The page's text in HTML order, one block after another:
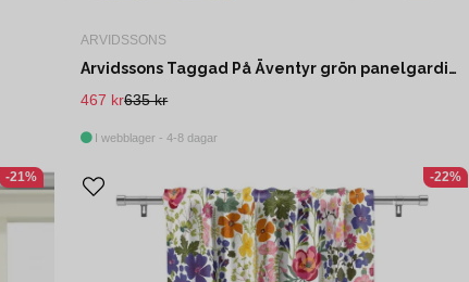
ARVIDSSONS
Arvidssons Taggad På Äventyr grön panelgardin 2 pack
635 kr
467 kr
I webblager - 4-8 dagar
-21% -22%